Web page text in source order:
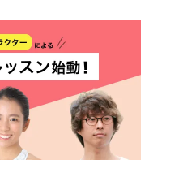
は、ヨガインストラクターの大友麻
筋系のポーズをご紹介！